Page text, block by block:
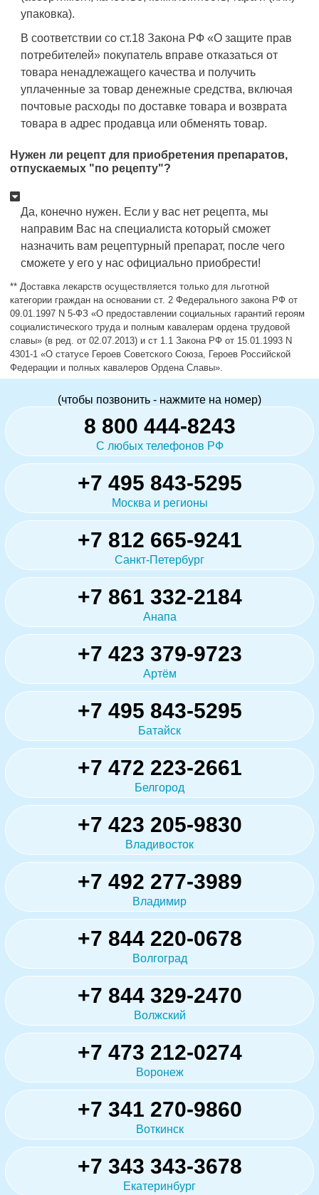
упаковка).
В соответствии со ст.18 Закона РФ «О защите прав
потребителей» покупатель вправе отказаться от
товара ненадлежащего качества и получить
уплаченные за товар денежные средства, включая
почтовые расходы по доставке товара и возврата
товара в адрес продавца или обменять товар.
Нужен ли рецепт для приобретения препаратов,
отпускаемых "по рецепту"?
Да, конечно нужен. Если у вас нет рецепта, мы
направим Вас на специалиста который сможет
назначить вам рецептурный препарат, после чего
сможете у его у нас официально приобрести!
** Доставка лекарств осуществляется только для льготной
категории граждан на основании ст. 2 Федерального закона РФ от
09.01.1997 N 5-ФЗ «О предоставлении социальных гарантий героям
социалистического труда и полным кавалерам ордена трудовой
славы» (в ред. от 02.07.2013) и ст 1.1 Закона РФ от 15.01.1993 N
4301-1 «О статусе Героев Советского Союза, Героев Российской
Федерации и полных кавалеров Ордена Славы».
(чтобы позвонить - нажмите на номер)
8 800 444-8243
С любых телефонов РФ
+7 495 843-5295
Москва и регионы
+7 812 665-9241
Санкт-Петербург
+7 861 332-2184
Анапа
+7 423 379-9723
Артём
+7 495 843-5295
Батайск
+7 472 223-2661
Белгород
+7 423 205-9830
Владивосток
+7 492 277-3989
Владимир
+7 844 220-0678
Волгоград
+7 844 329-2470
Волжский
+7 473 212-0274
Воронеж
+7 341 270-9860
Воткинск
+7 343 343-3678
Екатеринбург